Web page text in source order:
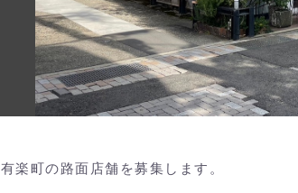
有楽町の路面店舗を募集します。